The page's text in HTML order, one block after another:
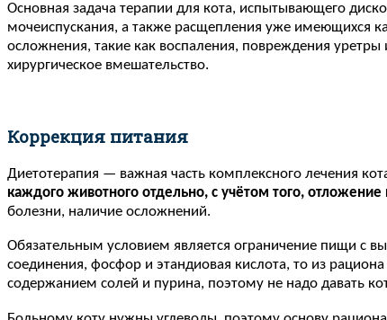
Основная задача терапии для кота, испытывающего
мочеиспускания, а также расщепления уже имеющихся
осложнения, такие как воспаления, повреждения
хирургическое вмешательство.
Коррекция питания
Диетотерапия — важная часть комплексного лечения
каждого животного отдельно, с учётом того,
болезни, наличие осложнений.
Обязательным условием является ограничение пищи с
соединения, фосфор и этандиовая кислота, то из
содержанием солей и пурина, поэтому не надо давать